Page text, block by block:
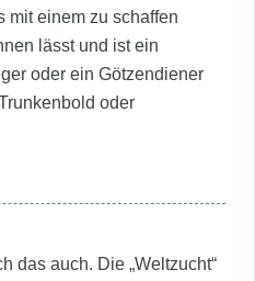
mit einem zu schaffen
lässt und ist ein
oder ein Götzendiener
oder
das auch. Die „Weltzucht“